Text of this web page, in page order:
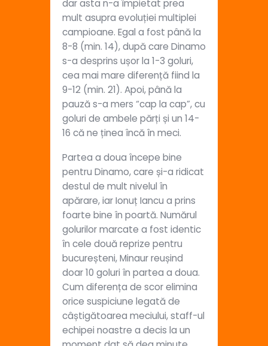
dar asta n-a împietat prea
mult asupra evoluției multiplei
campioane. Egal a fost până la
8-8 (min. 14), după care Dinamo
s-a desprins ușor la 1-3 goluri,
cea mai mare diferență fiind la
9-12 (min. 21). Apoi, până la
pauză s-a mers “cap la cap”, cu
goluri de ambele părți și un 14-
16 că ne ținea încă în meci.
Partea a doua începe bine
pentru Dinamo, care și-a ridicat
destul de mult nivelul în
apărare, iar Ionuț Iancu a prins
foarte bine în poartă. Numărul
golurilor marcate a fost identic
în cele două reprize pentru
bucureșteni, Minaur reușind
doar 10 goluri în partea a doua.
Cum diferența de scor elimina
orice suspiciune legată de
câștigătoarea meciului, staff-ul
echipei noastre a decis la un